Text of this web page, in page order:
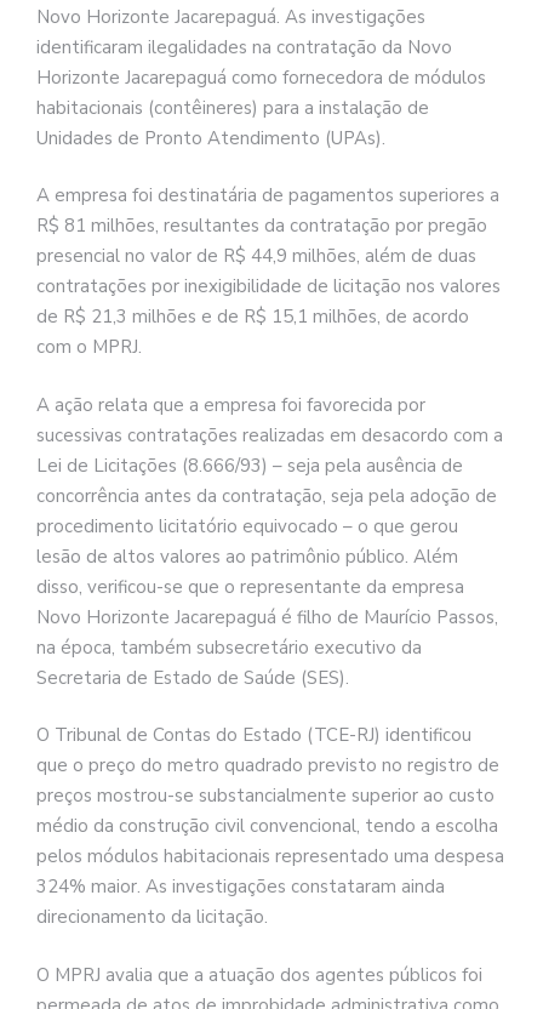
Novo Horizonte Jacarepaguá. As investigações
identificaram ilegalidades na contratação da Novo
Horizonte Jacarepaguá como fornecedora de módulos
habitacionais (contêineres) para a instalação de
Unidades de Pronto Atendimento (UPAs).
A empresa foi destinatária de pagamentos superiores a
R$ 81 milhões, resultantes da contratação por pregão
presencial no valor de R$ 44,9 milhões, além de duas
contratações por inexigibilidade de licitação nos valores
de R$ 21,3 milhões e de R$ 15,1 milhões, de acordo
com o MPRJ.
A ação relata que a empresa foi favorecida por
sucessivas contratações realizadas em desacordo com a
Lei de Licitações (8.666/93) – seja pela ausência de
concorrência antes da contratação, seja pela adoção de
procedimento licitatório equivocado – o que gerou
lesão de altos valores ao patrimônio público. Além
disso, verificou-se que o representante da empresa
Novo Horizonte Jacarepaguá é filho de Maurício Passos,
na época, também subsecretário executivo da
Secretaria de Estado de Saúde (SES).
O Tribunal de Contas do Estado (TCE-RJ) identificou
que o preço do metro quadrado previsto no registro de
preços mostrou-se substancialmente superior ao custo
médio da construção civil convencional, tendo a escolha
pelos módulos habitacionais representado uma despesa
324% maior. As investigações constataram ainda
direcionamento da licitação.
O MPRJ avalia que a atuação dos agentes públicos foi